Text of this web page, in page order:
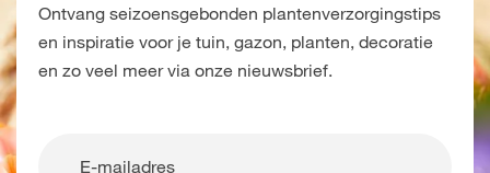
Ontvang seizoensgebonden plantenverzorgingstips
en inspiratie voor je tuin, gazon, planten, decoratie
en zo veel meer via onze nieuwsbrief.